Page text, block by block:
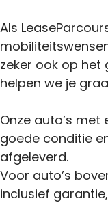
Als
zeker ook op het
helpen we je
Onze auto’s
goede conditie
afgeleverd.
Voor auto’s
inclusief